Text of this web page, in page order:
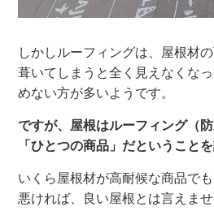
しかしルーフィングは、屋根材
葺いてしまうと全く見えなくな
めない方が多いようです。
ですが、屋根はルーフィング（
「ひとつの商品」だということ
いくら屋根材が高耐候な商品で
悪ければ、良い屋根とは言えませ